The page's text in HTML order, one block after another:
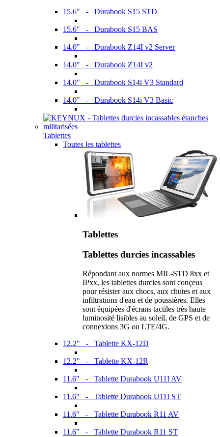
15.6" - Durabook S15 STD
15.6" - Durabook S15 BAS
14.0" - Durabook Z14I v2 Server
14.0" - Durabook Z14I v2
14.0" - Durabook S14i V3 Standard
14.0" - Durabook S14i V3 Basic
Tablettes
Toutes les tablettes
Tablettes
Tablettes durcies incassables
Répondant aux normes MIL-STD 8xx et
IPxx, les tablettes durcies sont conçeus
pour résister aux chocs, aux chutes et aux
infiltrations d'eau et de poussières. Elles
sont équipées d'écrans tactiles très haute
luminosité lisibles au soleil, de GPS et de
connexions 3G ou LTE/4G.
12.2" - Tablette KX-12D
12.2" - Tablette KX-12R
11.6" - Tablette Durabook U11I AV
11.6" - Tablette Durabook U11I ST
11.6" - Tablette Durabook R11 AV
11.6" - Tablette Durabook R11 ST